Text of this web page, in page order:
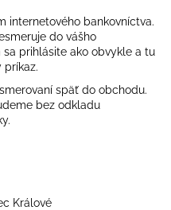
internetového bankovníctva.
do vášho
prihlásite ako obvykle a tu
späť do obchodu.
bez odkladu
Králové